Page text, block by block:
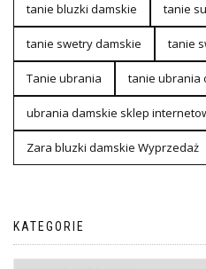
tanie bluzki damskie tanie
tanie swetry damskie tanie
Tanie ubrania tanie ubrania
ubrania damskie sklep
Zara bluzki damskie Wyprzedaż
KATEGORIE